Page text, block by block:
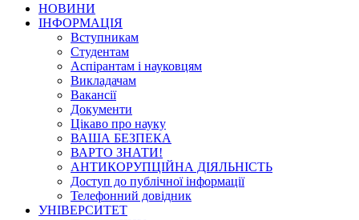
НОВИНИ
ІНФОРМАЦІЯ
Вступникам
Студентам
Аспірантам і науковцям
Викладачам
Вакансії
Документи
Цікаво про науку
ВАША БЕЗПЕКА
ВАРТО ЗНАТИ!
АНТИКОРУПЦІЙНА ДІЯЛЬНІСТЬ
Доступ до публічної інформації
Телефонний довідник
УНІВЕРСИТЕТ